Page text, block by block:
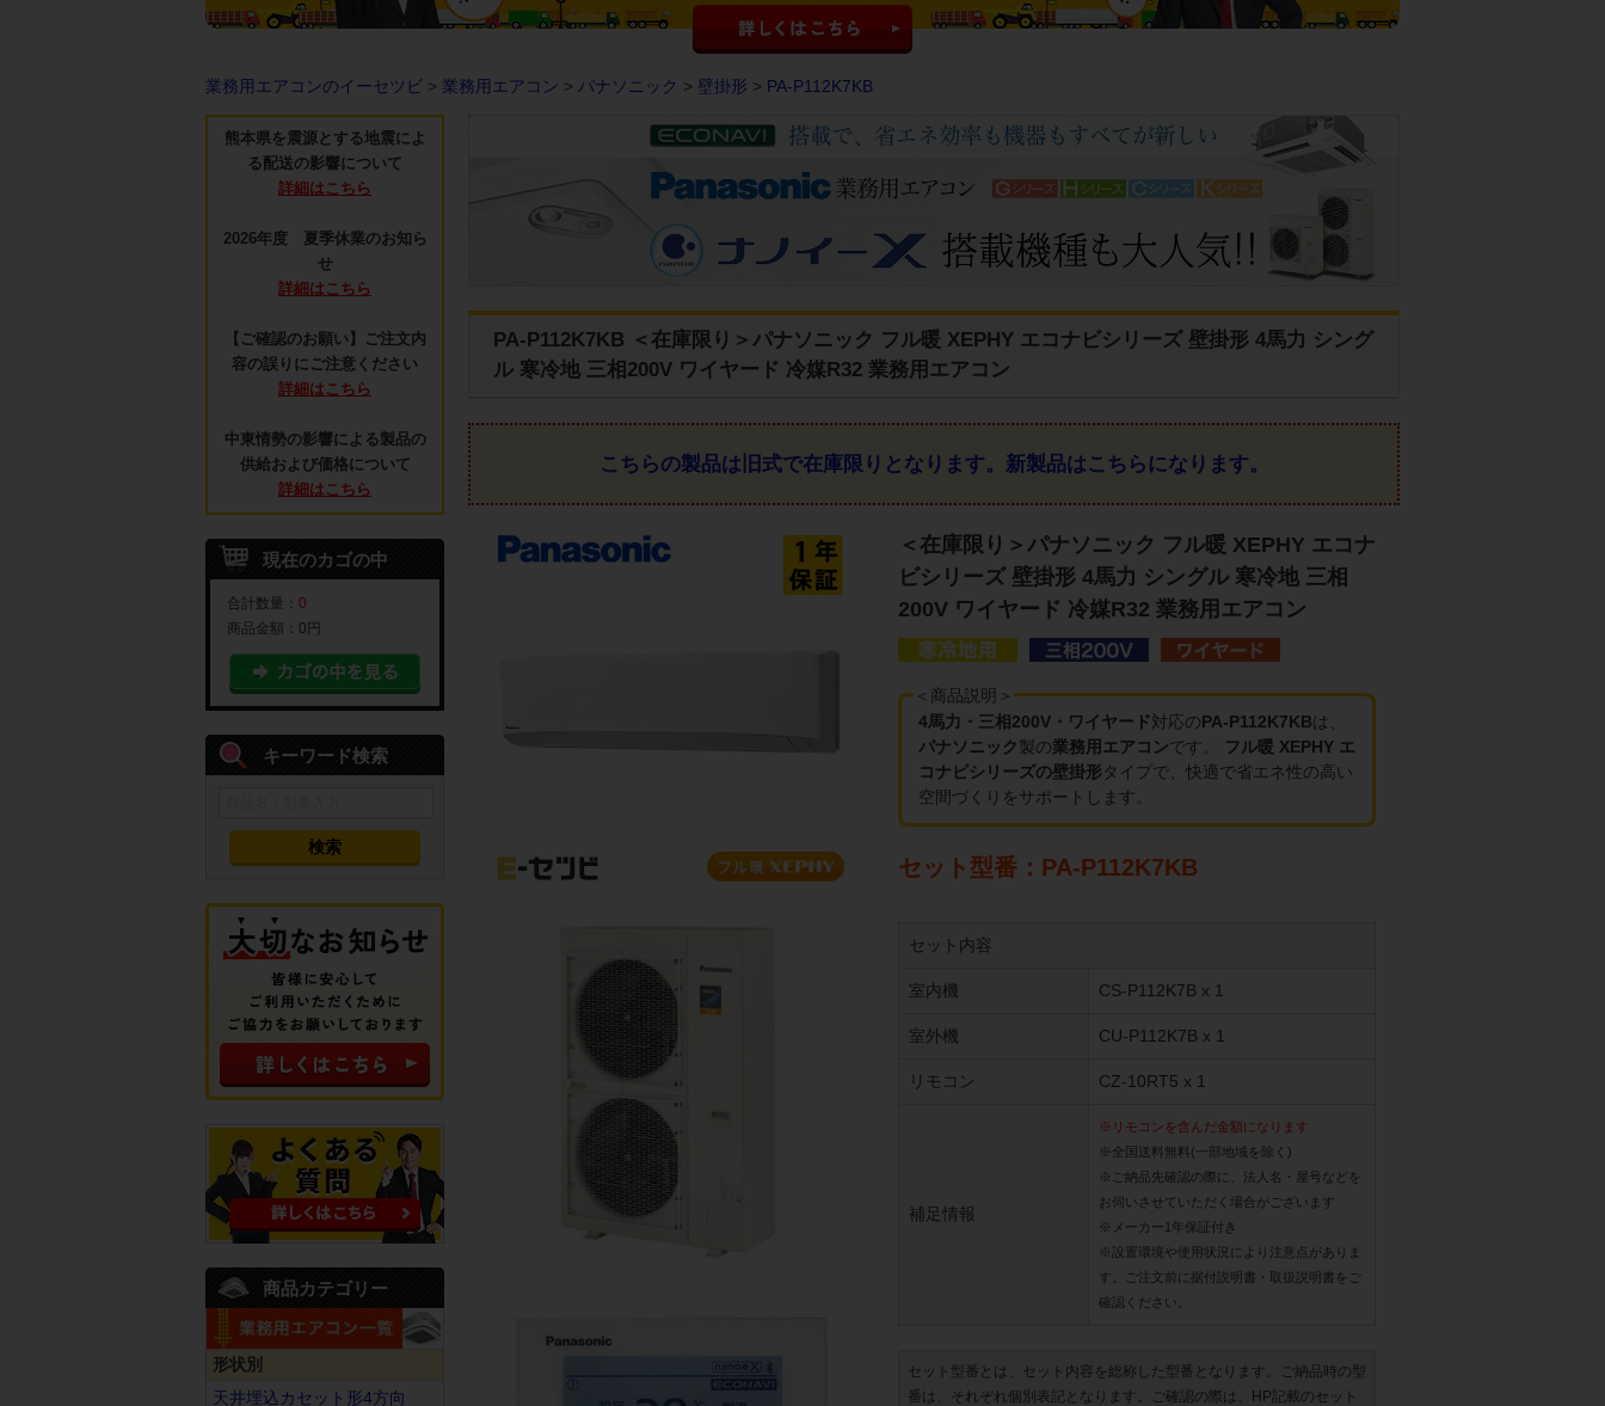
業務用エアコンのイーセツビ > 業務用エアコン > パナソニック > 壁掛形 > PA-P112K7KB
PA-P112K7KB ＜在庫限り＞パナソニック フル暖 XEPHY エコナビシリーズ 壁掛形 4馬力 シング
ル 寒冷地 三相200V ワイヤード 冷媒R32 業務用エアコン
こちらの製品は旧式で在庫限りとなります。 新製品はこちらになります。
＜在庫限り＞パナソニック フル暖 XEPHY エコナ
ビシリーズ 壁掛形 4馬力 シングル 寒冷地 三相
200V ワイヤード 冷媒R32 業務用エアコン
＜商品説明＞
4馬力・三相200V・ワイヤード対応のPA-P112K7KBは、
パナソニック製の業務用エアコンです。
フル暖 XEPHY エ
コナビシリーズの壁掛形タイプで、快適で省エネ性の高い
空間づくりをサポートします。
セット型番：PA-P112K7KB
セット内容
室内機 CS-P112K7B x 1
室外機 CU-P112K7B x 1
リモコン CZ-10RT5 x 1
補足情報
※リモコンを含んだ金額になります
※全国送料無料(一部地域を除く)
※ご納品先確認の際に、法人名・屋号などを
お伺いさせていただく場合がございます
※メーカー1年保証付き
※設置環境や使用状況により注意点がありま
す。ご注文前に据付説明書・取扱説明書をご
確認ください。
セット型番とは、セット内容を総称した型番となります。ご納品時の型
番は、それぞれ個別表記となります。ご確認の際は、HP記載のセット
熊本県を震源とする地震によ
る配送の影響について
詳細はこちら
2026年度 夏季休業のお知ら
せ
詳細はこちら
【ご確認のお願い】ご注文内
容の誤りにご注意ください
詳細はこちら
中東情勢の影響による製品の
供給および価格について
詳細はこちら
現在のカゴの中
合計数量： 0
商品金額： 0円
キーワード検索
商品カテゴリー
形状別
天井埋込カセット形4方向